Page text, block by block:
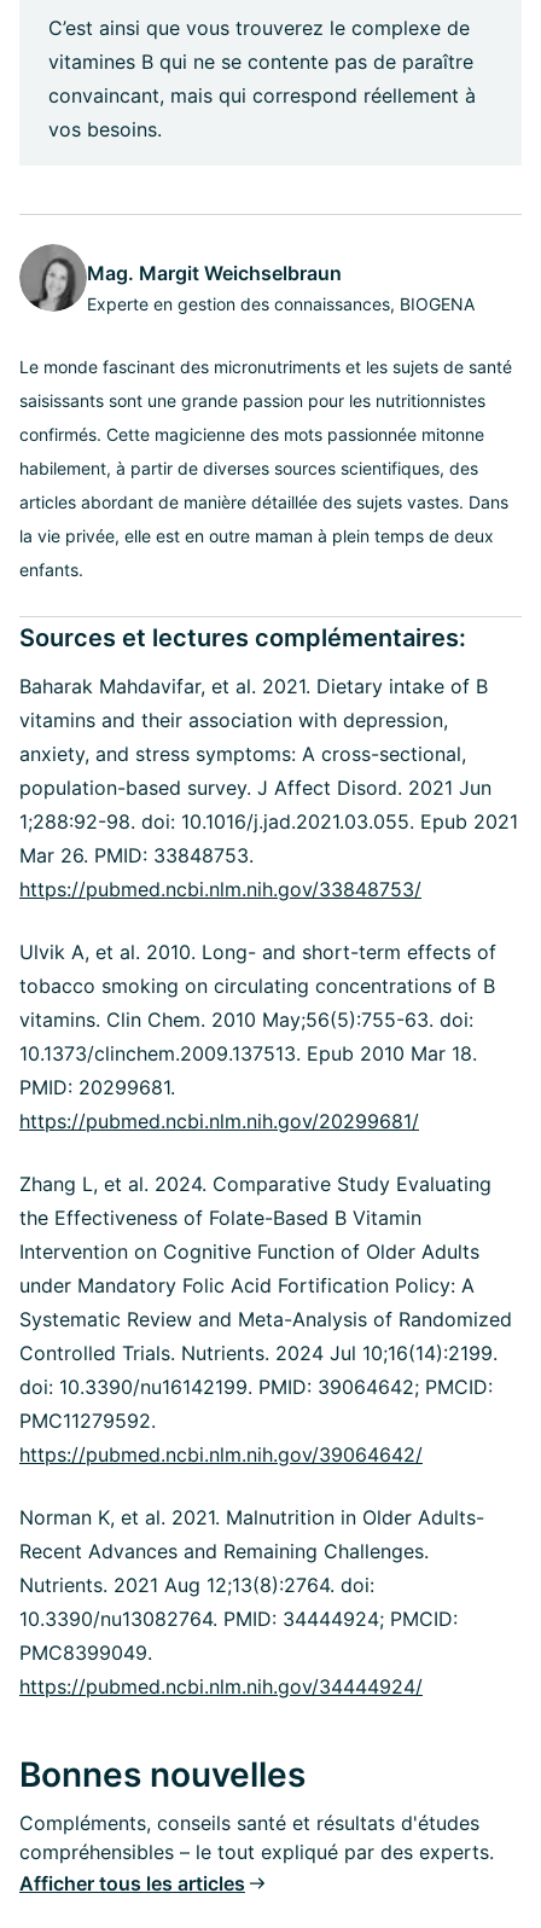
C’est ainsi que vous trouverez le complexe de
vitamines B qui ne se contente pas de paraître
convaincant, mais qui correspond réellement à
vos besoins.
Mag. Margit Weichselbraun
Experte en gestion des connaissances, BIOGENA
Le monde fascinant des micronutriments et les sujets de santé
saisissants sont une grande passion pour les nutritionnistes
confirmés. Cette magicienne des mots passionnée mitonne
habilement, à partir de diverses sources scientifiques, des
articles abordant de manière détaillée des sujets vastes. Dans
la vie privée, elle est en outre maman à plein temps de deux
enfants.
Sources et lectures complémentaires:
Baharak Mahdavifar, et al. 2021. Dietary intake of B
vitamins and their association with depression,
anxiety, and stress symptoms: A cross-sectional,
population-based survey. J Affect Disord. 2021 Jun
1;288:92-98. doi: 10.1016/j.jad.2021.03.055. Epub 2021
Mar 26. PMID: 33848753.
https://pubmed.ncbi.nlm.nih.gov/33848753/
Ulvik A, et al. 2010. Long- and short-term effects of
tobacco smoking on circulating concentrations of B
vitamins. Clin Chem. 2010 May;56(5):755-63. doi:
10.1373/clinchem.2009.137513. Epub 2010 Mar 18.
PMID: 20299681.
https://pubmed.ncbi.nlm.nih.gov/20299681/
Zhang L, et al. 2024. Comparative Study Evaluating
the Effectiveness of Folate-Based B Vitamin
Intervention on Cognitive Function of Older Adults
under Mandatory Folic Acid Fortification Policy: A
Systematic Review and Meta-Analysis of Randomized
Controlled Trials. Nutrients. 2024 Jul 10;16(14):2199.
doi: 10.3390/nu16142199. PMID: 39064642; PMCID:
PMC11279592.
https://pubmed.ncbi.nlm.nih.gov/39064642/
Norman K, et al. 2021. Malnutrition in Older Adults-
Recent Advances and Remaining Challenges.
Nutrients. 2021 Aug 12;13(8):2764. doi:
10.3390/nu13082764. PMID: 34444924; PMCID:
PMC8399049.
https://pubmed.ncbi.nlm.nih.gov/34444924/
Bonnes nouvelles
Compléments, conseils santé et résultats d'études
compréhensibles – le tout expliqué par des experts.
Afficher tous les articles